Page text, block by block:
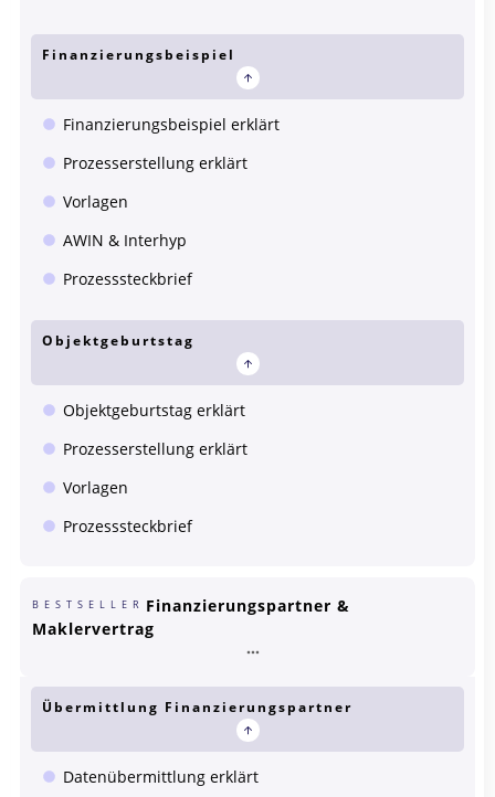
Finanzierungsbeispiel
Finanzierungsbeispiel erklärt
Prozesserstellung erklärt
Vorlagen
AWIN & Interhyp
Prozesssteckbrief
Objektgeburtstag
Objektgeburtstag erklärt
Prozesserstellung erklärt
Vorlagen
Prozesssteckbrief
BESTSELLER Finanzierungspartner &
Maklervertrag
Übermittlung Finanzierungspartner
Datenübermittlung erklärt